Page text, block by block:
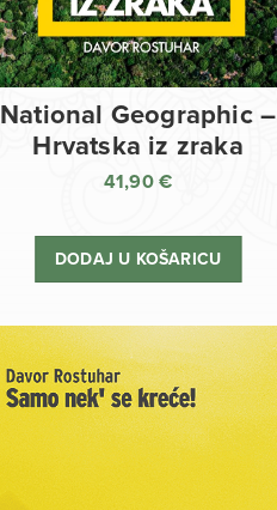
National Geographic –
Hrvatska iz zraka
41,90€
DODAJ U KOŠARICU